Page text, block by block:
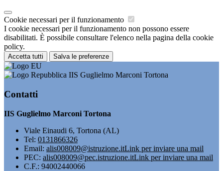
Cookie necessari per il funzionamento
I cookie necessari per il funzionamento non possono essere
disabilitati. È possibile consultare l'elenco nella pagina della cookie
policy.
Accetta tutti Salva le preferenze
IIS Guglielmo Marconi Tortona
Contatti
IIS Guglielmo Marconi Tortona
Viale Einaudi 6, Tortona (AL)
Tel: 0131866326
Email: alis008009@istruzione.itLink per inviare una mail
PEC: alis008009@pec.istruzione.itLink per inviare una mail
C.F.: 94002440066